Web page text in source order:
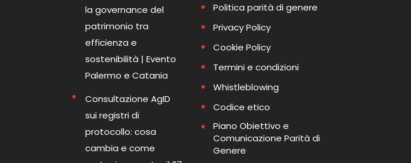
la governance del
patrimonio tra
efficienza e
sostenibilità | Evento
Palermo e Catania
Consultazione AgID
sui registri di
protocollo: cosa
cambia e come
Politica parità di genere
Privacy Policy
Cookie Policy
Termini e condizioni
Whistleblowing
Codice etico
Piano Obiettivo e
Comunicazione Parità di
Genere